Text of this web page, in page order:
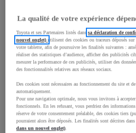
1 790 mm
Consommation mixte
La qualité de votre expérience
Toyota et ses Partenaires listés danssa déclaration de
nouvel onglet)utilisent des cookies ou traceurs déposés
votre tablette, afin de poursuivre les finalités suivantes :
réaliser des statistiques d’audience, afficher des publicités
mesurer la performance de ces publicités, utiliser des
des fonctionnalités relatives aux réseaux sociaux.
Des cookies sont nécessaires au fonctionnement du site et
automatiquement.
Pour une navigation optimale, nous vous invitons à
fonctionnels. En les refusant, vous perdriez des
réserve de votre consentement préalable, des cookies tiers
pourraient alors être déposés. Les finalités sont décrites
dans un nouvel onglet).